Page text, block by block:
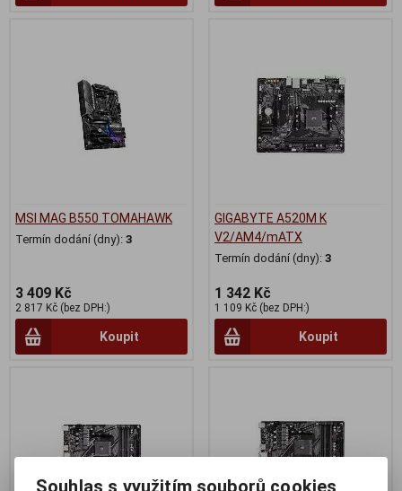
MSI MAG B550 TOMAHAWK
Termín dodání (dny): 3
3 409 Kč
2 817 Kč (bez DPH:)
Koupit
GIGABYTE A520M K
V2/AM4/mATX
Termín dodání (dny): 3
1 342 Kč
1 109 Kč (bez DPH:)
Koupit
Souhlas s využitím souborů cookies